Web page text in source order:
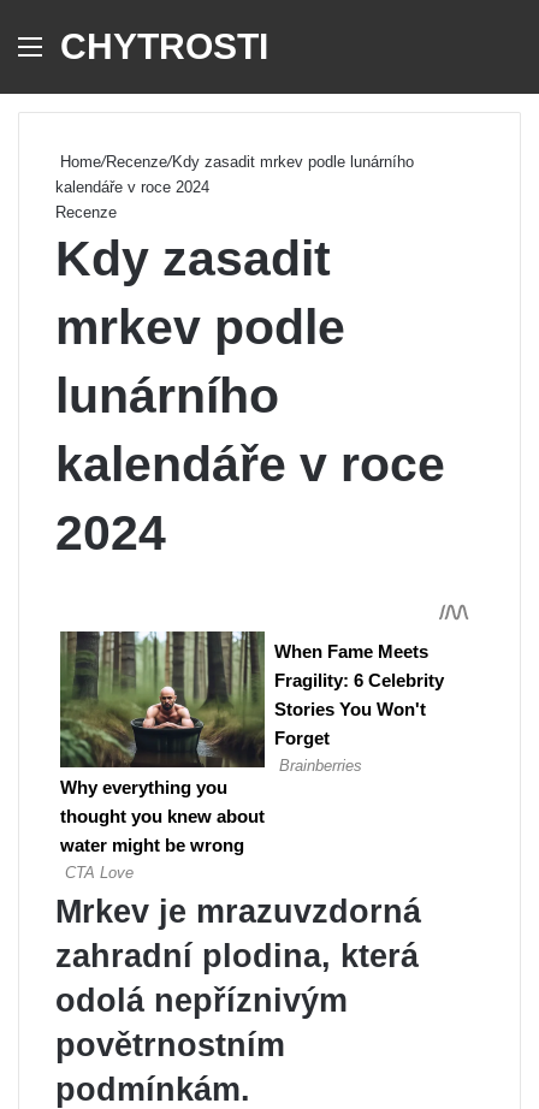
Menu
CHYTROSTI
Home/Recenze/Kdy zasadit mrkev podle lunárního
kalendáře v roce 2024
Recenze
Kdy zasadit
mrkev podle
lunárního
kalendáře v roce
2024
Mrkev je mrazuvzdorná
zahradní plodina, která
odolá nepříznivým
povětrnostním
podmínkám.